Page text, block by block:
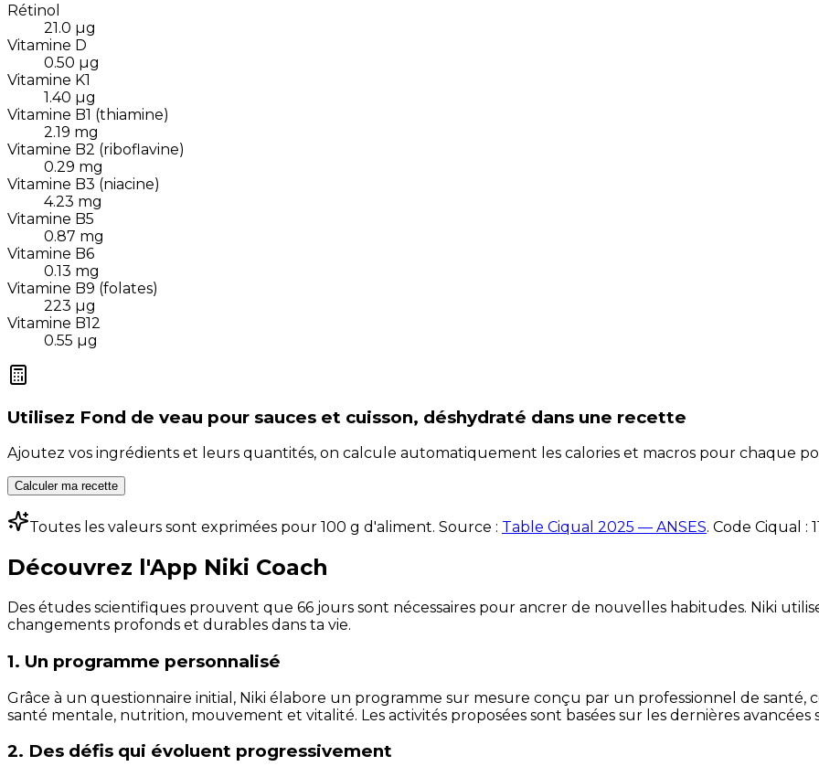
Rétinol
21.0 µg
Vitamine D
0.50 µg
Vitamine K1
1.40 µg
Vitamine B1 (thiamine)
2.19 mg
Vitamine B2 (riboflavine)
0.29 mg
Vitamine B3 (niacine)
4.23 mg
Vitamine B5
0.87 mg
Vitamine B6
0.13 mg
Vitamine B9 (folates)
223 µg
Vitamine B12
0.55 µg
Utilisez Fond de veau pour sauces et cuisson, déshydraté dans une recette
Ajoutez vos ingrédients et leurs quantités, on calcule automatiquement les calories et macros pour chaque
Calculer ma recette
Toutes les valeurs sont exprimées pour 100 g d'aliment. Source : Table Ciqual 2025 — ANSES. Code Ciqual :
Découvrez l'App Niki Coach
Des études scientifiques prouvent que 66 jours sont nécessaires pour ancrer de nouvelles habitudes. Niki
changements profonds et durables dans ta vie.
1. Un programme personnalisé
Grâce à un questionnaire initial, Niki élabore un programme sur mesure conçu par un professionnel de santé,
santé mentale, nutrition, mouvement et vitalité. Les activités proposées sont basées sur les dernières
2. Des défis qui évoluent progressivement